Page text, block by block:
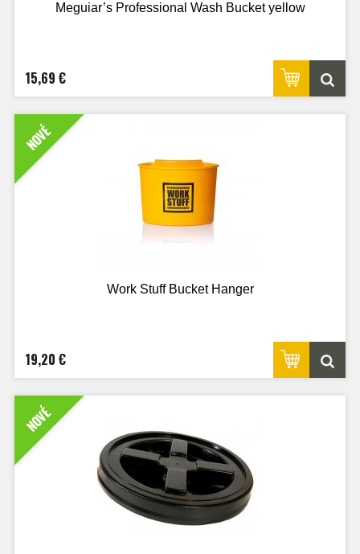
Meguiar’s Professional Wash Bucket yellow
15,69 €
NOVÉ
Work Stuff Bucket Hanger
19,20 €
NOVÉ